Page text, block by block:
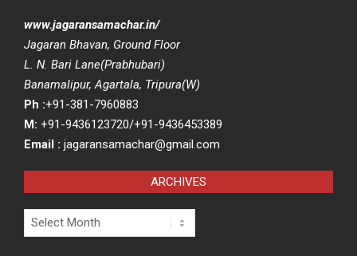
www.jagaransamachar.in/
Jagaran Bhavan, Ground Floor
L. N. Bari Lane(Prabhubari)
Banamalipur, Agartala, Tripura(W)
Ph :+91-381-7960883
M: +91-9436123720/+91-9436453389
Email : jagaransamachar@gmail.com
ARCHIVES
Archives